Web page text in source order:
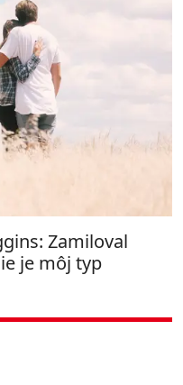
Zamiloval
je môj typ